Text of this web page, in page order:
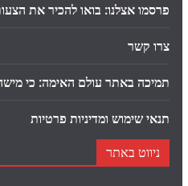
פרסמו אצלנו: בואו להכיר את
צרו קשר
תמיכה באתר עולם האימה: כי
תנאי שימוש ומדיניות פרטיות
ניווט באתר